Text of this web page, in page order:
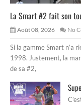
La Smart #2 fait son
Août 08, 2026 No
Si la gamme Smart n’a
1998. Justement, la
de sa #2,